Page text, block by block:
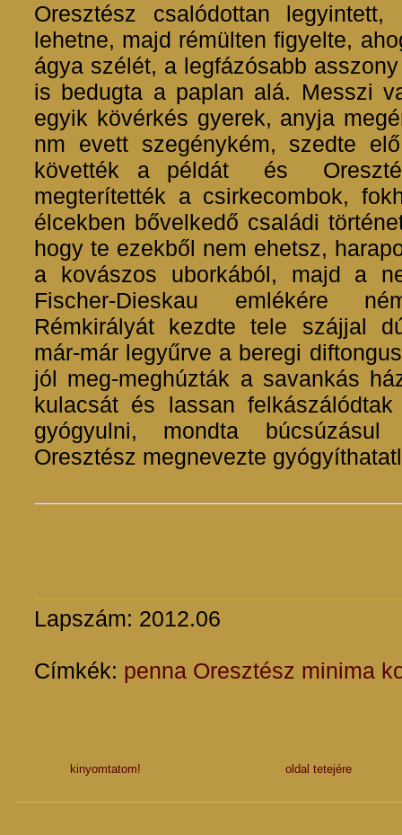
Oresztész csalódottan
lehetne, majd rémülten figyelte,
ágya szélét, a legfázósabb
is bedugta a paplan alá. Messzi
egyik kövérkés gyerek, anyja
nm evett szegénykém, szedte
követték a példát és
megterítették a csirkecombok,
élcekben bővelkedő családi
hogy te ezekből nem ehetsz,
a kovászos uborkából, majd a
Fischer-Dieskau emlékére
Rémkirályát kezdte tele szájjal
már-már legyűrve a beregi
jól meg-meghúzták a savankás
kulacsát és lassan
gyógyulni, mondta
Oresztész megnevezte
Lapszám: 2012.06
Címkék: penna Oresztész minima
kinyomtatom! oldal tetejére